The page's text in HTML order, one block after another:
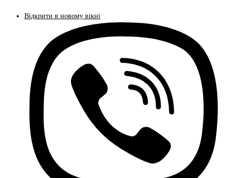
Відкрити в новому вікні